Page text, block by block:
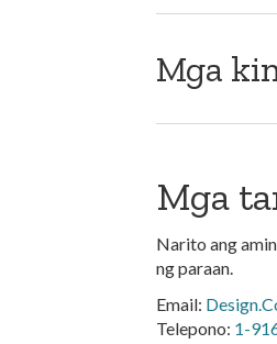
Mga
Mga
Narito ang
ng paraan.
Email:
Telepono: 1-